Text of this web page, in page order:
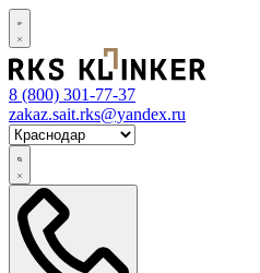
8 (800) 301-77-37
zakaz.sait.rks@yandex.ru